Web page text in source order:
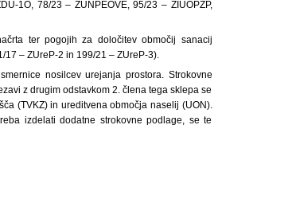
1O, 78/23 – ZUNPEOVE, 95/23 – ZIUOPZP,
ter pogojih za določitev območij sanacij
– ZUreP-2 in 199/21 – ZUreP-3).
nosilcev urejanja prostora. Strokovne
z drugim odstavkom 2. člena tega sklepa se
(TVKZ) in ureditvena območja naselij (UON).
izdelati dodatne strokovne podlage, se te